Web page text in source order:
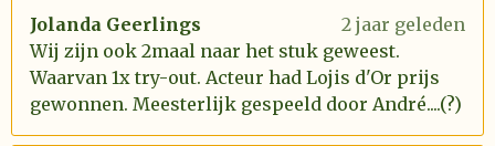
Jolanda Geerlings
2 jaar geleden
Wij zijn ook 2maal naar het stuk geweest.
Waarvan 1x try-out. Acteur had Lojis d'Or prijs
gewonnen. Meesterlijk gespeeld door André....(?)